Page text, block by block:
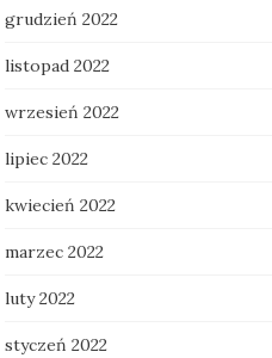
grudzień 2022
listopad 2022
wrzesień 2022
lipiec 2022
kwiecień 2022
marzec 2022
luty 2022
styczeń 2022